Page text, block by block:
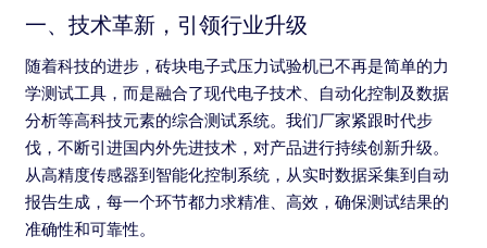
一、技术革新，引领行业升级
随着科技的进步，砖块电子式压力试验机已不再是简单的力
学测试工具，而是融合了现代电子技术、自动化控制及数据
分析等高科技元素的综合测试系统。我们厂家紧跟时代步
伐，不断引进国内外先进技术，对产品进行持续创新升级。
从高精度传感器到智能化控制系统，从实时数据采集到自动
报告生成，每一个环节都力求精准、高效，确保测试结果的
准确性和可靠性。